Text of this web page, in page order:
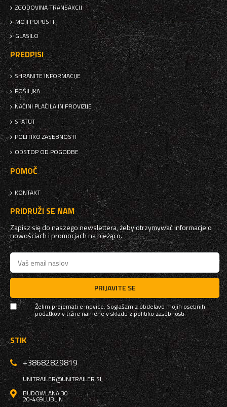
ZGODOVINA TRANSAKCIJ
MOJI POPUSTI
GLASILO
PREDPISI
SHRANITE INFORMACIJE
POŠILJKA
NAČINI PLAČILA IN PROVIZIJE
STATUT
POLITIKO ZASEBNOSTI
ODSTOP OD POGODBE
POMOČ
KONTAKT
PRIDRUŽI SE NAM
Zapisz się do naszego newslettera, żeby otrzymywać informacje o
nowościach i promocjach na bieżąco.
PRIJAVITE SE
Želim prejemati e-novice. Soglašam z obdelavo mojih osebnih
podatkov v tržne namene v skladu zpolitiko zasebnosti
STIK
+38682829819
UNITRAILER@UNITRAILER.SI
BUDOWLANA 30
20-469LUBLIN